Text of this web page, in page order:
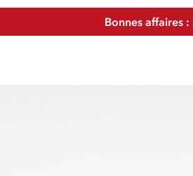
Bonnes affaires